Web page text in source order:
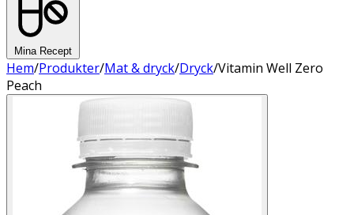
Mina Recept
Hem/Produkter/Mat & dryck/Dryck/Vitamin Well Zero
Peach